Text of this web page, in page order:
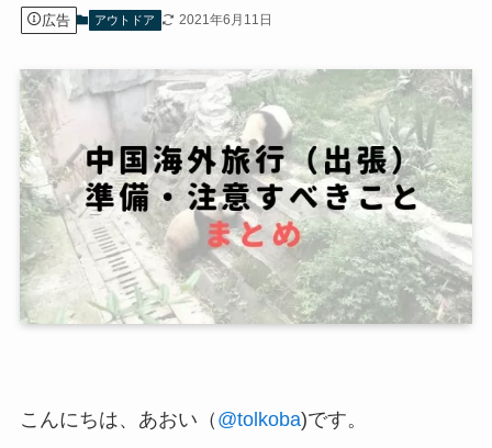
広告 アウトドア 2021年6月11日
こんにちは、あおい（ @tolkoba)です。